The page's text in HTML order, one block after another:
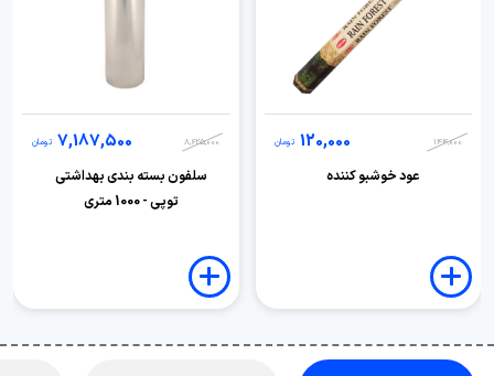
144,000
120,000 تومان
عود خوشبو کننده
8,625,000
7,187,500 تومان
سلفون بسته بندی بهداشتی
توپی - 1000 متری